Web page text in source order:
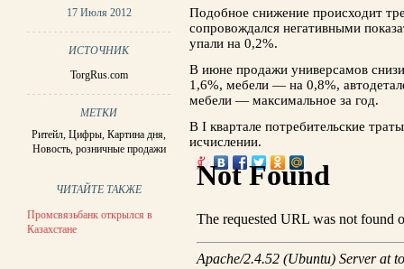
17 Июля 2012
ИСТОЧНИК
TorgRus.com
МЕТКИ
Ритейл,Цифры,Картина дня,
Новость, розничные продажи
ЧИТАЙТЕ ТАКЖЕ
Промсвязьбанк открылся в
Казахстане
Подобное снижение происходит
сопровождался негативными
упали на 0,2%.
В июне продажи универсамов
1,6%, мебели — на 0,8%,
мебели — максимальное за год.
В I квартале потребительские
исчислении.